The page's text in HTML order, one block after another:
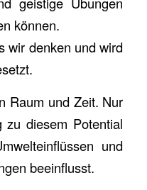
können.
wir denken und wird
Raum und Zeit. Nur
zu diesem Potential
und
beeinflusst.